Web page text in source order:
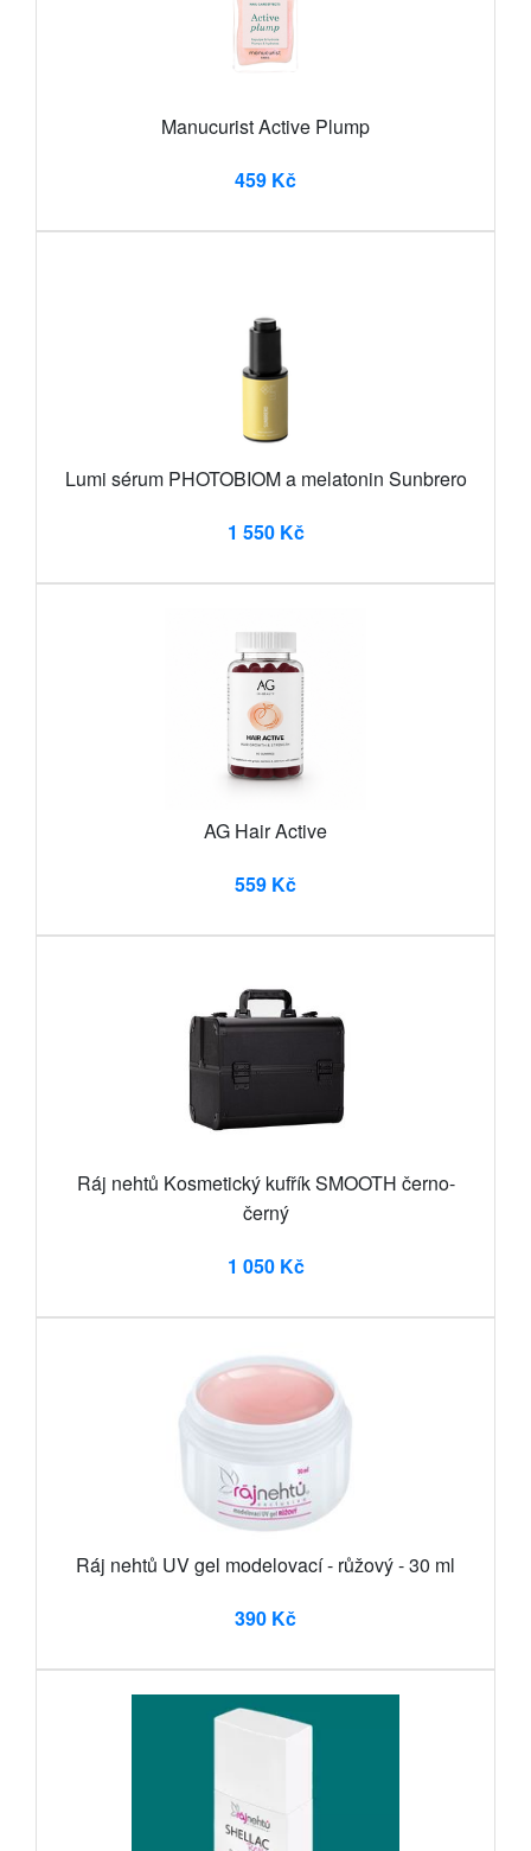
Manucurist Active Plump
459 Kč
Lumi sérum PHOTOBIOM a melatonin Sunbrero
1 550 Kč
AG Hair Active
559 Kč
Ráj nehtů Kosmetický kufřík SMOOTH černo-
černý
1 050 Kč
Ráj nehtů UV gel modelovací - růžový - 30 ml
390 Kč